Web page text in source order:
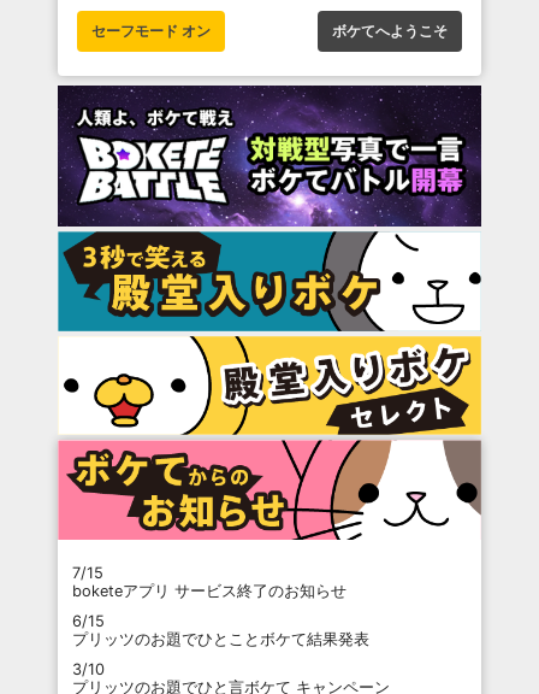
セーフモード オン ボケてへようこそ
7/15
boketeアプリ サービス終了のお知らせ
6/15
プリッツのお題でひとことボケて結果発表
3/10
プリッツのお題でひと言ボケて キャンペーン